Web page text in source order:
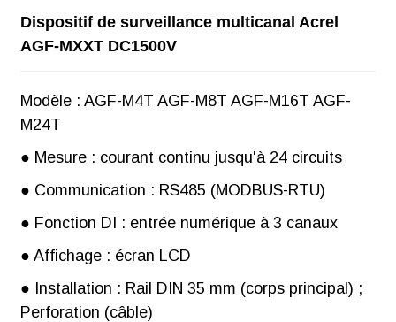
Dispositif de surveillance multicanal Acrel
AGF-MXXT DC1500V
Modèle : AGF-M4T AGF-M8T AGF-M16T AGF-
M24T
● Mesure : courant continu jusqu'à 24 circuits
● Communication : RS485 (MODBUS-RTU)
● Fonction DI : entrée numérique à 3 canaux
● Affichage : écran LCD
● Installation : Rail DIN 35 mm (corps principal) ;
Perforation (câble)